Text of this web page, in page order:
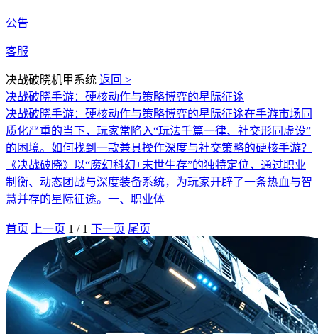
公告
客服
决战破晓机甲系统 返回 >
决战破晓手游：硬核动作与策略博弈的星际征途
决战破晓手游：硬核动作与策略博弈的星际征途在手游市场同
质化严重的当下，玩家常陷入“玩法千篇一律、社交形同虚设”
的困境。如何找到一款兼具操作深度与社交策略的硬核手游？
《决战破晓》以“魔幻科幻+末世生存”的独特定位，通过职业
制衡、动态团战与深度装备系统，为玩家开辟了一条热血与智
慧并存的星际征途。一、职业体
首页 上一页 1 / 1 下一页 尾页